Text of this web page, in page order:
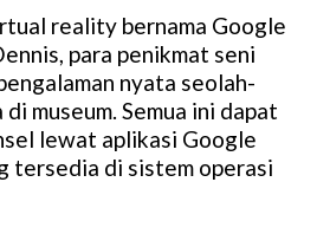
reality bernama Google
para penikmat seni
nyata seolah-
museum. Semua ini dapat
lewat aplikasi Google
tersedia di sistem operasi